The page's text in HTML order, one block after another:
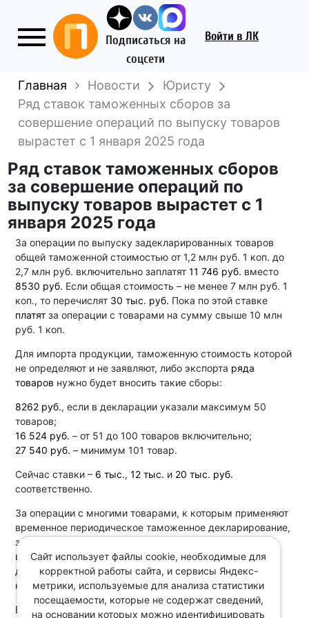
Подписаться на
соцсети
Войти в ЛК
Главная Новости
Юристу
Ряд ставок таможенных сборов за
совершение операций по выпуску товаров
вырастет с 1 января 2025 года
Ряд ставок таможенных сборов
за совершение операций по
выпуску товаров вырастет с 1
января 2025 года
За операции по выпуску задекларированных товаров
общей таможенной стоимостью от 1,2 млн руб. 1 коп. до
2,7 млн руб. включительно заплатят 11 746 руб. вместо
8530 руб. Если общая стоимость – не менее 7 млн руб. 1
коп., то перечислят 30 тыс. руб. Пока по этой ставке
платятза операции с товарами на сумму свыше 10 млн
руб. 1 коп.
Для импорта продукции, таможенную стоимость которой
не определяют и не заявляют, либо экспорта ряда
товаров нужно будет вносить такие сборы:
8262 руб., если в декларации указали максимум 50
товаров;
16 524 руб. – от 51 до 100 товаров включительно;
27 540 руб. – минимум 101 товар.
Сейчас ставки – 6 тыс., 12 тыс. и 20 тыс. руб.
соответственно.
За операции с многими товарами, к которым применяют
временное периодическое таможенное декларирование,
заплатят
временную декларацию. При подаче одной полной
декларации перечислят 30 тыс. руб., а не 22 250 руб.
как сейчас.
Вступят в силу и другие новшества.
Сайт использует файлы cookie, необходимые для
корректной работы сайта, и сервисы Яндекс-
метрики, используемые для анализа статистики
посещаемости, которые не содержат сведений,
на основании которых можно идентифицировать